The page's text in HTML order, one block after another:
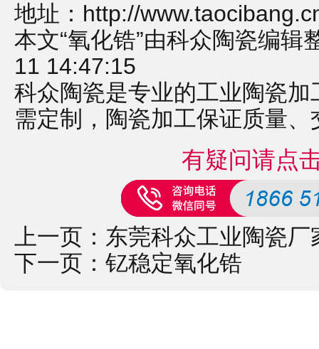
地址： http://
本文“氧化锆”由科众陶瓷编
11 14:47:15
科众陶瓷是专业的工业陶瓷加
需定制， 陶瓷加工保证质量、
有疑问请点
上一页： 东莞科众工业陶瓷
下一页： 钇稳定氧化锆